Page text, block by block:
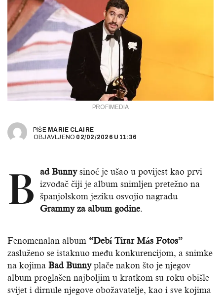
PROFIMEDIA
PIŠE MARIE CLAIRE
OBJAVLJENO 02/02/2026 U 11:36
B ad Bunnysinoć je ušao u povijest kao prvi
izvođač čiji je album snimljen pretežno na
španjolskom jeziku osvojio nagradu
Grammy za album godine.
Fenomenalan album “Debí Tirar Más Fotos”
zasluženo se istaknuo među konkurencijom, a snimke
na kojima Bad Bunnyplače nakon što je njegov
album proglašen najboljim u kratkom su roku obišle
svijet i dirnule njegove obožavatelje, kao i sve kojima